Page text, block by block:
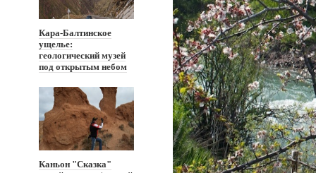
Кара-Балтинское
ущелье:
геологический музей
под открытым небом
Каньон "Сказка"